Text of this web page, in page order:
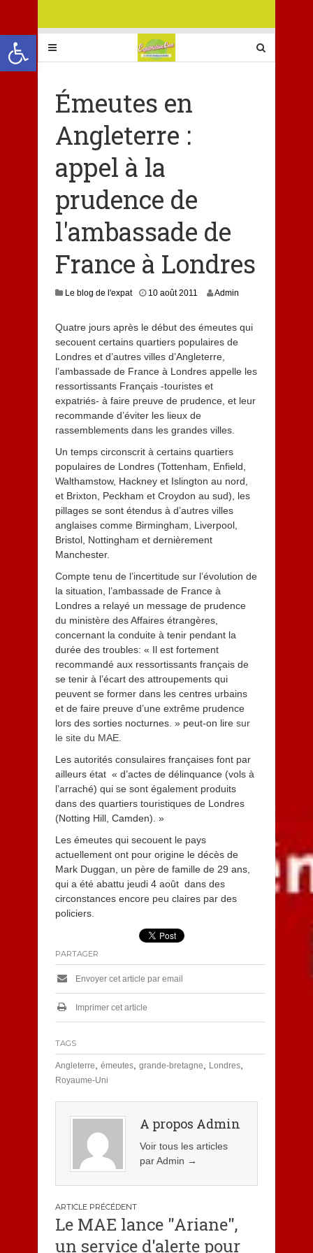
Ouvrir la barre d’outils
Émeutes en
Angleterre :
appel à la
prudence de
l'ambassade de
France à Londres
Le blog de l'expat 10 août 2011 Admin
Quatre jours après le début des émeutes qui
secouent certains quartiers populaires de
Londres et d’autres villes d’Angleterre,
l’ambassade de France à Londres appelle les
ressortissants Français -touristes et
expatriés- à faire preuve de prudence, et leur
recommande d’éviter les lieux de
rassemblements dans les grandes villes.
Un temps circonscrit à certains quartiers
populaires de Londres (Tottenham, Enfield,
Walthamstow, Hackney et Islington au nord,
et Brixton, Peckham et Croydon au sud), les
pillages se sont étendus à d’autres villes
anglaises comme Birmingham, Liverpool,
Bristol, Nottingham et dernièrement
Manchester.
Compte tenu de l’incertitude sur l’évolution de
la situation, l’ambassade de France à
Londres a relayé un message de prudence
du ministère des Affaires étrangères,
concernant la conduite à tenir pendant la
durée des troubles: « Il est fortement
recommandé aux ressortissants français de
se tenir à l’écart des attroupements qui
peuvent se former dans les centres urbains
et de faire preuve d’une extrême prudence
lors des sorties nocturnes. » peut-on lire sur
le site du MAE.
Les autorités consulaires françaises font par
ailleurs état « d’actes de délinquance (vols à
l’arraché) qui se sont également produits
dans des quartiers touristiques de Londres
(Notting Hill, Camden). »
Les émeutes qui secouent le pays
actuellement ont pour origine le décès de
Mark Duggan, un père de famille de 29 ans,
qui a été abattu jeudi 4 août dans des
circonstances encore peu claires par des
policiers.
PARTAGER
Envoyer cet article par email
Imprimer cet article
TAGS
Angleterre émeutes, grande-bretagne Londres,
Royaume-Uni
A propos Admin
Voir tous les articles
par Admin →
Navigation
de
Le MAE lance "Ariane",
un service d'alerte pour